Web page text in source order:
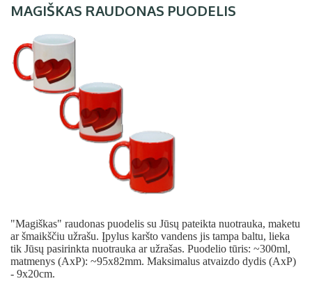
MAGIŠKAS RAUDONAS PUODELIS
"Magiškas" raudonas puodelis su Jūsų pateikta nuotrauka, maketu
ar šmaikščiu užrašu. Įpylus karšto vandens jis tampa baltu, lieka
tik Jūsų pasirinkta nuotrauka ar užrašas. Puodelio tūris: ~300ml,
matmenys (AxP): ~95x82mm. Maksimalus atvaizdo dydis (AxP)
- 9x20cm.